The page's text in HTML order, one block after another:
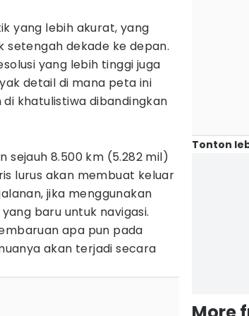
yang lebih akurat, yang
setengah dekade ke depan.
yang lebih tinggi juga
detail di mana peta ini
khatulistiwa dibandingkan
sejauh 8.500 km (5.282 mil)
lurus akan membuat keluar
jika menggunakan
baru untuk navigasi.
apa pun pada
akan terjadi secara
Tonton